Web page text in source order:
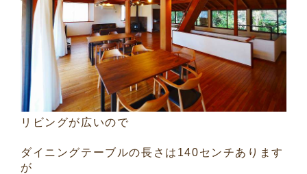
リビングが広いので
ダイニングテーブルの長さは140センチあります
が